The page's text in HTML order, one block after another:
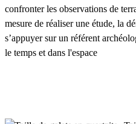
confronter les observations de
mesure de réaliser une étude, la
s’appuyer sur un référent
le temps et dans l'espace